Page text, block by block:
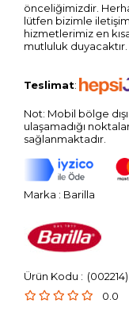
önceliğimizdir.
lütfen bizimle
hizmetlerimiz en
mutluluk duyacaktır.
Teslimat:
Not: Mobil bölge
ulaşamadığı
sağlanmaktadır.
Marka : Barilla
(002214)
0.0